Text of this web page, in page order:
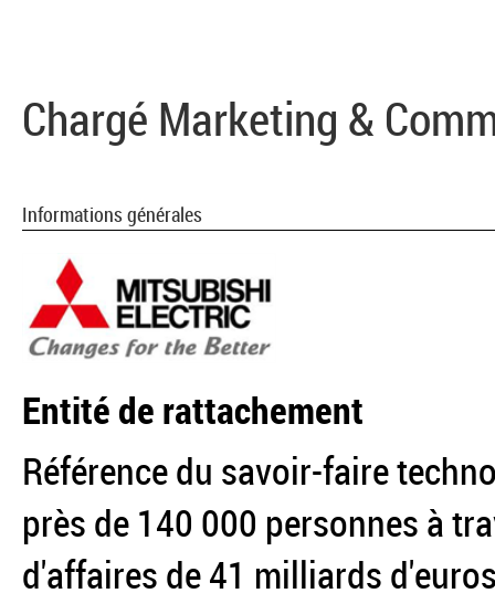
Chargé Marketing &
Informations générales
Entité de rattachement
Référence du savoir-faire
près de 140 000 personnes à
d'affaires de 41 milliards